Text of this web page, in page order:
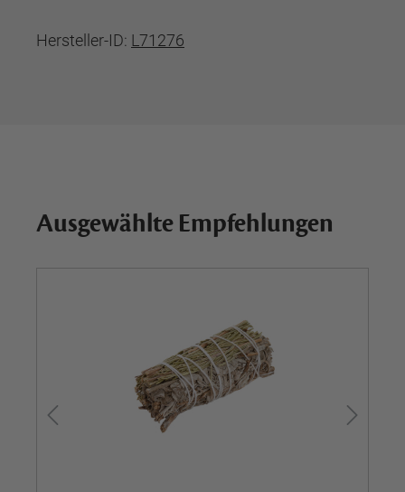
Hersteller-ID: L71276
Ausgewählte Empfehlungen